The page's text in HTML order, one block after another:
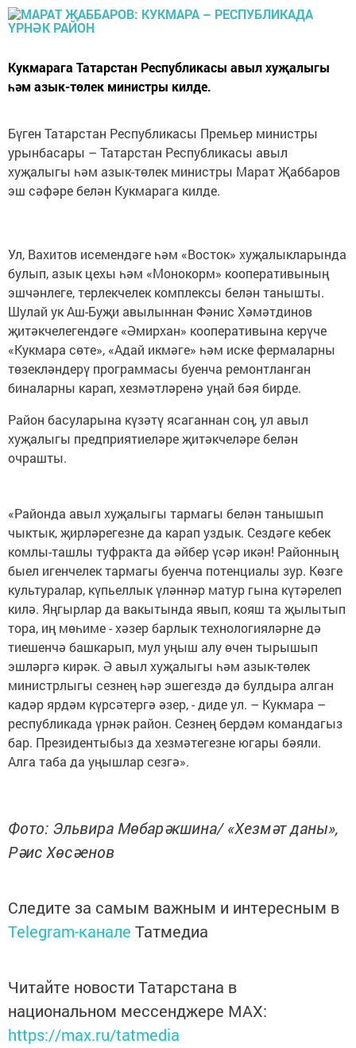
Кукмарага Татарстан Республикасы авыл хуҗалыгы
һәм азык-төлек министры килде.
Бүген Татарстан Республикасы Премьер министры
урынбасары – Татарстан Республикасы авыл
хуҗалыгы һәм азык-төлек министры Марат Җаббаров
эш сәфәре белән Кукмарага килде.
Ул, Вахитов исемендәге һәм «Восток» хуҗалыкларында
булып, азык цехы һәм «Монокорм» кооперативының
эшчәнлеге, терлекчелек комплексы белән танышты.
Шулай ук Аш-Буҗи авылыннан Фәнис Хәмәтдинов
җитәкчелегендәге «Әмирхан» кооперативына керүче
«Кукмара сөте», «Адай икмәге» һәм иске фермаларны
төзекләндерү программасы буенча ремонтланган
биналарны карап, хезмәтләренә уңай бәя бирде.
Район басуларына күзәтү ясаганнан соң, ул авыл
хуҗалыгы предприятиеләре җитәкчеләре белән
очрашты.
«Районда авыл хуҗалыгы тармагы белән танышып
чыктык, җирләрегезне да карап уздык. Сездәге кебек
комлы-ташлы туфракта да әйбер үсәр икән! Районның
быел игенчелек тармагы буенча потенциалы зур. Көзге
культуралар, күпьеллык үләннәр матур гына күтәрелеп
килә. Яңгырлар да вакытында явып, кояш та җылытып
тора, иң мөһиме - хәзер барлык технологияләрне дә
тиешенчә башкарып, мул уңыш алу өчен тырышып
эшләргә кирәк. Ә авыл хуҗалыгы һәм азык-төлек
министрлыгы сезнең һәр эшегездә дә булдыра алган
кадәр ярдәм күрсәтергә әзер, - диде ул. – Кукмара –
республикада үрнәк район. Сезнең бердәм командагыз
бар. Президентыбыз да хезмәтегезне югары бәяли.
Алга таба да уңышлар сезгә».
Фото: Эльвира Мөбарәкшина/ «Хезмәт даны»,
Рәис Хөсәенов
Следите за самым важным и интересным в
Telegram-канале Татмедиа
Читайте новости Татарстана в
национальном мессенджере MАХ:
https://max.ru/tatmedia